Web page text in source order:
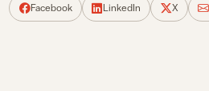
Facebook LinkedIn X